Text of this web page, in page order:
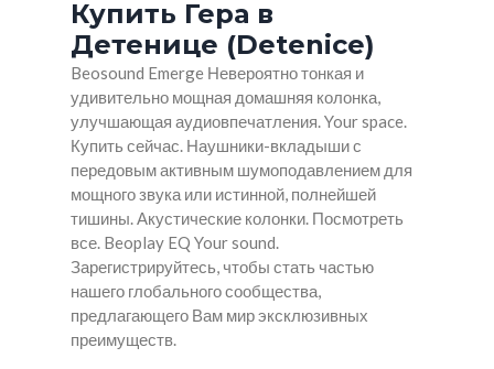
Купить Гера в
Детенице (Detenice)
Beosound Emerge Невероятно тонкая и
удивительно мощная домашняя колонка,
улучшающая аудиовпечатления. Your space.
Купить сейчас. Наушники-вкладыши с
передовым активным шумоподавлением для
мощного звука или истинной, полнейшей
тишины. Акустические колонки. Посмотреть
все. Beoplay EQ Your sound.
Зарегистрируйтесь, чтобы стать частью
нашего глобального сообщества,
предлагающего Вам мир эксклюзивных
преимуществ.